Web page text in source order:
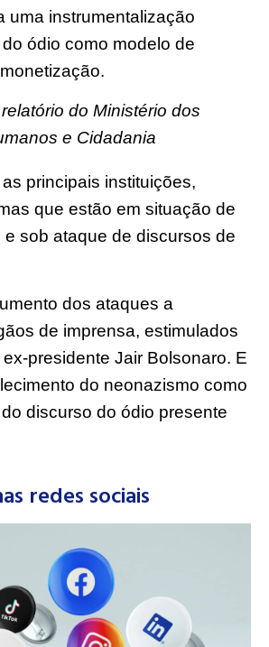
uma instrumentalização
ódio como modelo de
do Ministério dos
e Cidadania
principais instituições,
que estão em situação de
sob ataque de discursos de
dos ataques a
de imprensa, estimulados
presidente Jair Bolsonaro. E
do neonazismo como
discurso do ódio presente
redes sociais